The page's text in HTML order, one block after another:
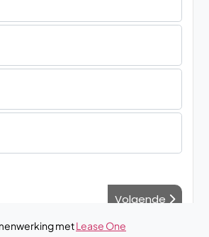
metLease One